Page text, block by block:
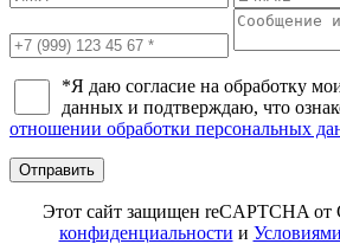
*Я даю согласие на обработку
данных и подтверждаю, что
отношении обработки персональных
Отправить
Этот сайт защищен reCAPTCHA от
конфиденциальности и